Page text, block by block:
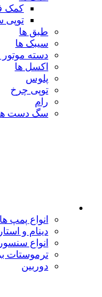
کمک
توپی
طبق ها
سیبک ها
دسته موتور
اکسل ها
پلوس
توپی چرخ
رام
سگ دست
انواع پمپ
دینام و
انواع سنسور
ترموستات
دوربین